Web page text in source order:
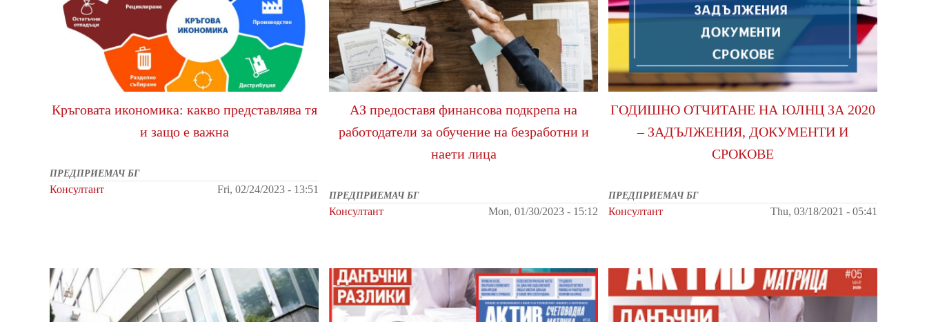
Кръговата икономика: какво представлява тя
и защо е важна
ПРЕДПРИЕМАЧ БГ
Консултант Fri, 02/24/2023 - 13:51
АЗ предоставя финансова подкрепа на
работодатели за обучение на безработни и
наети лица
ПРЕДПРИЕМАЧ БГ
Консултант Mon, 01/30/2023 - 15:12
ГОДИШНО ОТЧИТАНЕ НА ЮЛНЦ ЗА 2020
– ЗАДЪЛЖЕНИЯ, ДОКУМЕНТИ И
СРОКОВЕ
ПРЕДПРИЕМАЧ БГ
Консултант Thu, 03/18/2021 - 05:41